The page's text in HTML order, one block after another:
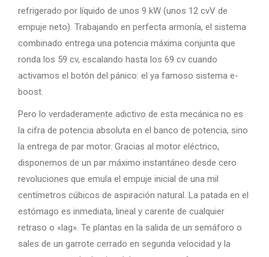
refrigerado por líquido de unos 9 kW (unos 12 cvV de
empuje neto). Trabajando en perfecta armonía, el sistema
combinado entrega una potencia máxima conjunta que
ronda los 59 cv, escalando hasta los 69 cv cuando
activamos el botón del pánico: el ya famoso sistema e-
boost.
Pero lo verdaderamente adictivo de esta mecánica no es
la cifra de potencia absoluta en el banco de potencia, sino
la entrega de par motor. Gracias al motor eléctrico,
disponemos de un par máximo instantáneo desde cero
revoluciones que emula el empuje inicial de una mil
centímetros cúbicos de aspiración natural. La patada en el
estómago es inmediata, lineal y carente de cualquier
retraso o «lag». Te plantas en la salida de un semáforo o
sales de un garrote cerrado en segunda velocidad y la